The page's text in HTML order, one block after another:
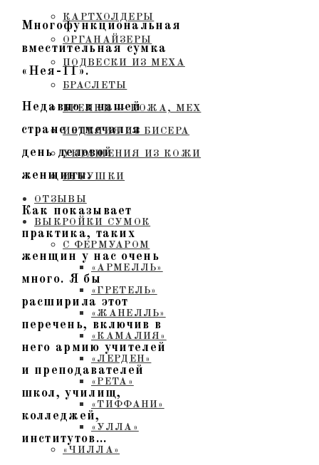
КАРТХОЛДЕРЫ
ОРГАНАЙЗЕРЫ
ПОДВЕСКИ ИЗ МЕХА
БРАСЛЕТЫ
БРЕЛКИ — КОЖА, МЕХ
ИЗДЕЛИЯ ИЗ БИСЕРА
УКРАШЕНИЯ ИЗ КОЖИ
ИГРУШКИ
ОТЗЫВЫ
ВЫКРОЙКИ СУМОК
С ФЕРМУАРОМ
«АРМЕЛЛЬ»
«ГРЕТЕЛЬ»
«ЖАНЕЛЛЬ»
«КАМАЛИЯ»
«ЛЕРДЕН»
«РЕТА»
«ТИФФАНИ»
«УЛЛА»
«ЧИЛЛА»
Многофункциональная
вместительная сумка
«Нея-11».
Недавно в нашей
стране отмечался
день деловой
женщины.
Как показывает
практика, таких
женщин у нас очень
много. Я бы
расширила этот
перечень, включив в
него армию учителей
и преподавателей
школ, училищ,
колледжей,
институтов…